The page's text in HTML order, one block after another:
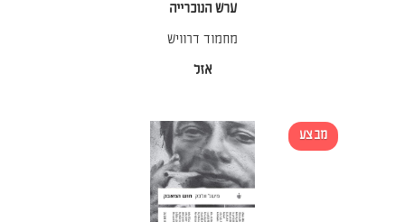
ערש הנוכרייה
מחמוד דרוויש
אזל
מבצע